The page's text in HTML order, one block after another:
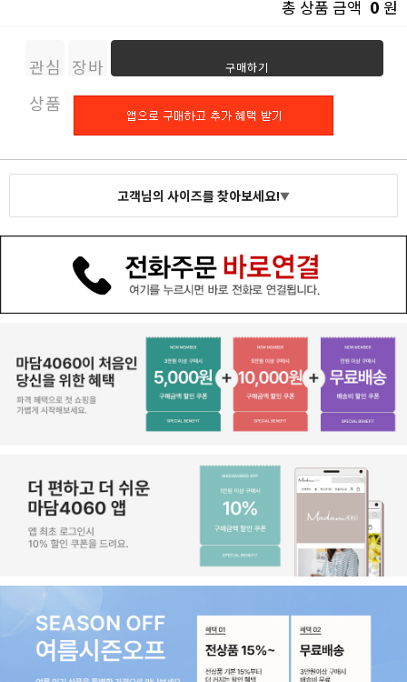
총 상품 금액 0 원
관심
상품
장바
구니
구매하기
고객님의 사이즈를 찾아보세요!▼